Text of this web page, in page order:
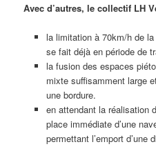
Avec d’autres, le collectif LH
la limitation à 70km/h de
se fait déjà en période de
la fusion des espaces
mixte suffisamment large
une bordure.
en attendant la réalisation
place immédiate d’une
permettant l’emport d’une